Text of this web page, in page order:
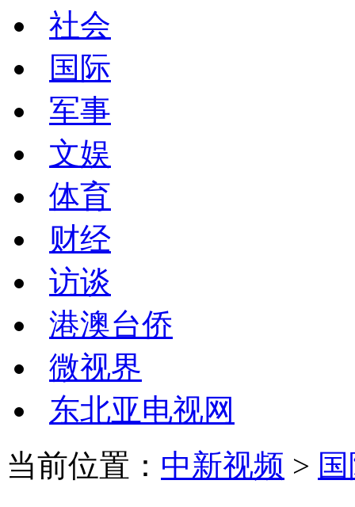
社会
国际
军事
文娱
体育
财经
访谈
港澳台侨
微视界
东北亚电视网
当前位置： 中新视频 >